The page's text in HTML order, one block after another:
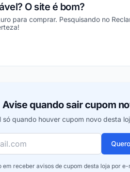
O site é bom?
para comprar. Pesquisando no
Avise quando sair cupom
só quando houver cupom novo desta
em receber avisos de cupom desta loja por e-